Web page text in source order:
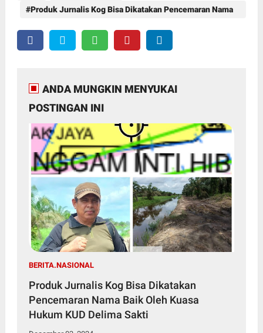
Produk Jurnalis Kog Bisa Dikatakan Pencemaran Nama
ANDA MUNGKIN MENYUKAI
POSTINGAN INI
BERITA.NASIONAL
Produk Jurnalis Kog Bisa Dikatakan
Pencemaran Nama Baik Oleh Kuasa
Hukum KUD Delima Sakti